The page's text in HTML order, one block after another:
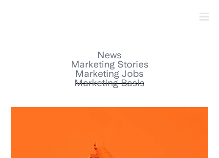
News
Marketing Stories
Marketing Jobs
Marketing Basis